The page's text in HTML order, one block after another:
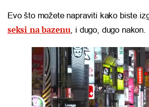
Evo što možete napraviti kako biste
seksi na bazenu, i dugo, dugo nakon.